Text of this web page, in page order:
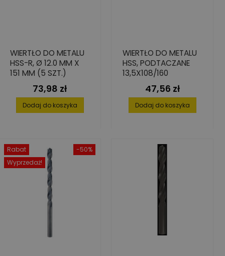
WIERTŁO DO METALU
HSS-R, Ø 12.0 MM X
151 MM (5 SZT.)
Cena
73,98 zł
Dodaj do koszyka
WIERTŁO DO METALU
HSS, PODTACZANE
13,5X108/160
Cena
47,56 zł
Dodaj do koszyka
-50%
Rabat
Wyprzedaż!